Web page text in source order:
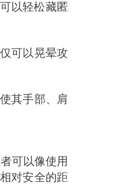
以轻松藏匿
可以晃晕攻
其手部、肩
可以像使用
对安全的距